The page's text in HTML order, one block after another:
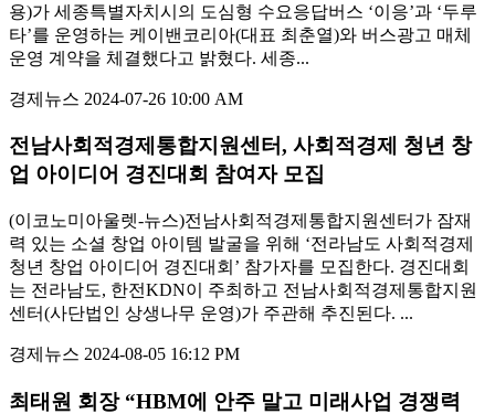
용)가 세종특별자치시의 도심형 수요응답버스 ‘이응’과 ‘두루
타’를 운영하는 케이밴코리아(대표 최춘열)와 버스광고 매체
운영 계약을 체결했다고 밝혔다. 세종...
경제뉴스 2024-07-26 10:00 AM
전남사회적경제통합지원센터, 사회적경제 청년 창
업 아이디어 경진대회 참여자 모집
(이코노미아울렛-뉴스)전남사회적경제통합지원센터가 잠재
력 있는 소셜 창업 아이템 발굴을 위해 ‘전라남도 사회적경제
청년 창업 아이디어 경진대회’ 참가자를 모집한다. 경진대회
는 전라남도, 한전KDN이 주최하고 전남사회적경제통합지원
센터(사단법인 상생나무 운영)가 주관해 추진된다. ...
경제뉴스 2024-08-05 16:12 PM
최태원 회장 “HBM에 안주 말고 미래사업 경쟁력